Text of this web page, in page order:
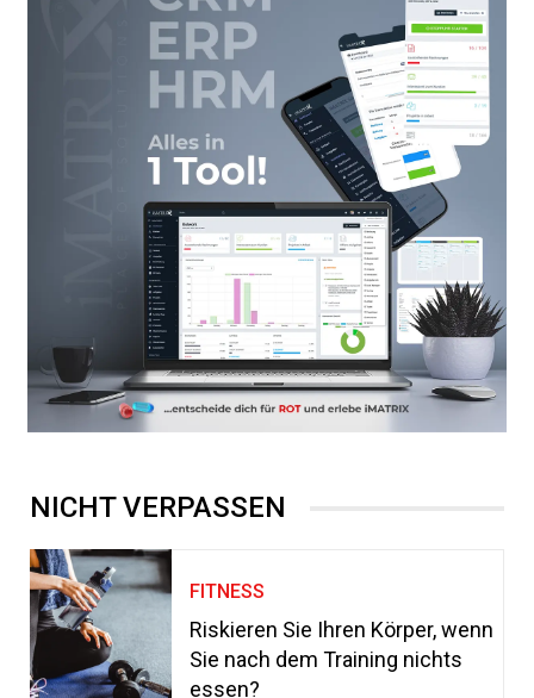
NICHT VERPASSEN
FITNESS
Riskieren Sie Ihren Körper, wenn
Sie nach dem Training nichts
essen?